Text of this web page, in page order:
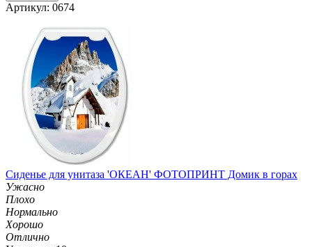
Артикул: 0674
Сиденье для унитаза 'ОКЕАН' ФОТОПРИНТ Домик в горах
Ужасно
Плохо
Нормально
Хорошо
Отлично